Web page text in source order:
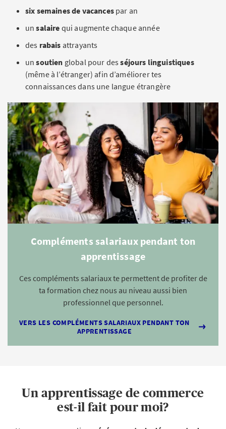
six semaines de vacancespar an
unsalaire qui augmente chaque année
des rabais attrayants
unsoutien global pour desséjours linguistiques
(même à l’étranger) afin d’améliorer tes
connaissances dans une langue étrangère
Compléments salariaux pendant ton
apprentissage
Ces compléments salariaux te permettent de profiter de
ta formation chez nous au niveau aussi bien
professionnel que personnel.
VERS LES COMPLÉMENTS SALARIAUX PENDANT TON
APPRENTISSAGE
Un apprentissage de commerce
est-il fait pour moi?